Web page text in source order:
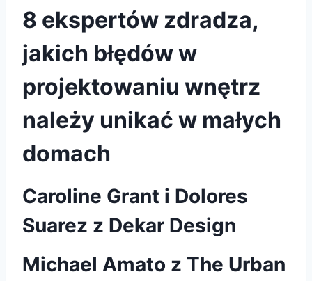
8 ekspertów zdradza,
jakich błędów w
projektowaniu wnętrz
należy unikać w małych
domach
Caroline Grant i Dolores
Suarez z Dekar Design
Michael Amato z The Urban